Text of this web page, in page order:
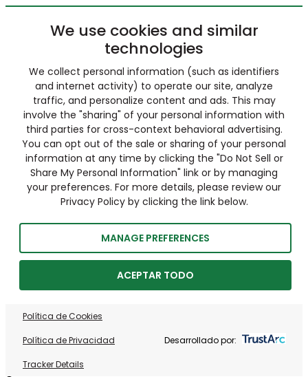
We use cookies and similar
technologies
We collect personal information (such as identifiers
and internet activity) to operate our site, analyze
traffic, and personalize content and ads. This may
involve the "sharing" of your personal information with
third parties for cross-context behavioral advertising.
You can opt out of the sale or sharing of your personal
information at any time by clicking the "Do Not Sell or
Share My Personal Information" link or by managing
your preferences. For more details, please review our
Privacy Policy by clicking the link below.
MANAGE PREFERENCES
ACEPTAR TODO
Política de Cookies
Política de Privacidad
Tracker Details
Desarrollado por: